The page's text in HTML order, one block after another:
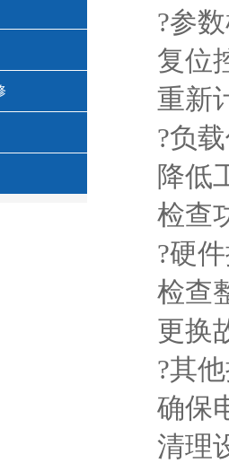
?参
复位
重新
?负
降低
检查
?硬
检查
更换
?其
确保
清理